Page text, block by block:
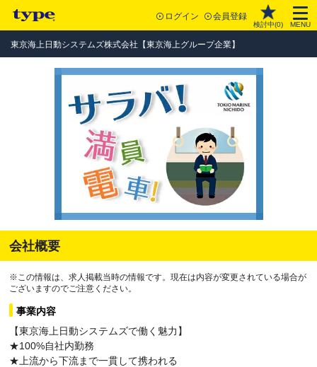
ログイン 会員登録
検討中(0) MENU
東京海上日動システムズ株式会社【東京海上グループ企業】
会社概要
※この情報は、求人掲載当時の情報です。現在は内容が変更されている場合が
ございますのでご注意ください。
事業内容
【東京海上日動システムズで働く魅力】
★100%自社内勤務
★上流から下流まで一貫して携われる